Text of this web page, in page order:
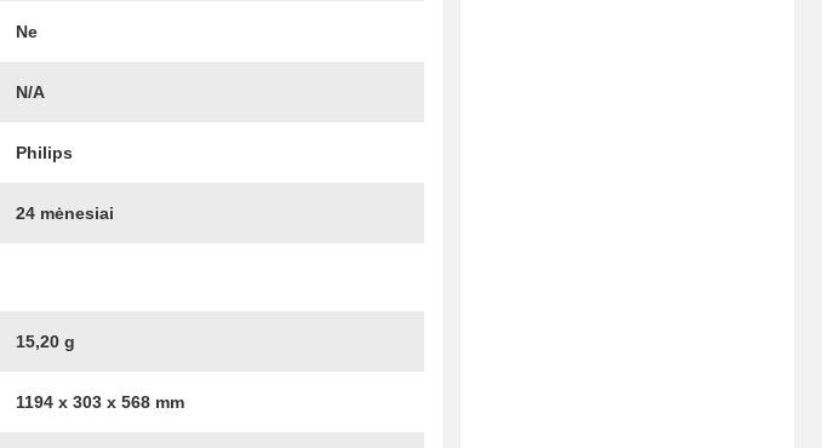
Ne
N/A
Philips
24 mėnesiai
15,20 g
1194 x 303 x 568 mm